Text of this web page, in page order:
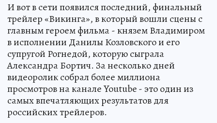
И вот в сети появился последний, финальный
трейлер «Викинга», в который вошли сцены с
главным героем фильма - князем Владимиром
в исполнении Данилы Козловского и его
супругой Рогнедой, которую сыграла
Александра Бортич. За несколько дней
видеоролик собрал более миллиона
просмотров на канале Youtube - это один из
самых впечатляющих результатов для
российских трейлеров.